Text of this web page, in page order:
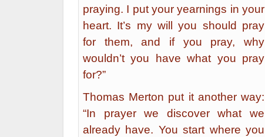
praying. I put your yearnings in your
heart. It’s my will you should pray
for them, and if you pray, why
wouldn’t you have what you pray
for?”
Thomas Merton put it another way:
“In prayer we discover what we
already have. You start where you